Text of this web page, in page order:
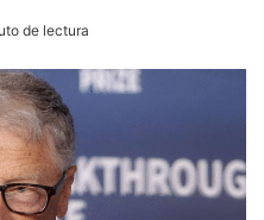
de lectura